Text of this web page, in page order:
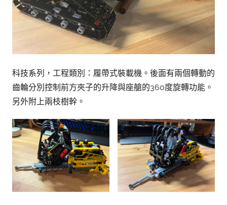
科技系列，工程類別：履帶式裝載機。後面有兩個轉動的
齒輪分別控制前方夾子的升降與座艙的360度旋轉功能。
另外附上兩枝樹幹。